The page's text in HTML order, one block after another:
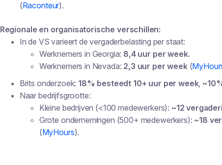
(Raconteur).
Regionale en organisatorische verschillen:
In de VS varieert de vergaderbelasting per staat:
Werknemers in Georgia: 8,4 uur per week.
Werknemers in Nevada: 2,3 uur per week(
Brits onderzoek: 18% besteedt 10+ uur per week,
Naar bedrijfsgrootte:
Kleine bedrijven (<100 medewerkers): ~12
Grote ondernemingen (500+ medewerkers): ~18
(MyHours).